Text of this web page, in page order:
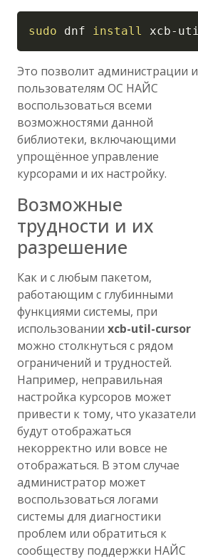
sudo dnf install xcb-
Copy
Это позволит администрации и
пользователям ОС НАЙС
воспользоваться всеми
возможностями данной
библиотеки, включающими
упрощённое управление
курсорами и их настройку.
Возможные
трудности и их
разрешение
Как и с любым пакетом,
работающим с глубинными
функциями системы, при
использовании xcb-util-cursor
можно столкнуться с рядом
ограничений и трудностей.
Например, неправильная
настройка курсоров может
привести к тому, что указатели
будут отображаться
некорректно или вовсе не
отображаться. В этом случае
администратор может
воспользоваться логами
системы для диагностики
проблем или обратиться к
сообществу поддержки НАЙС